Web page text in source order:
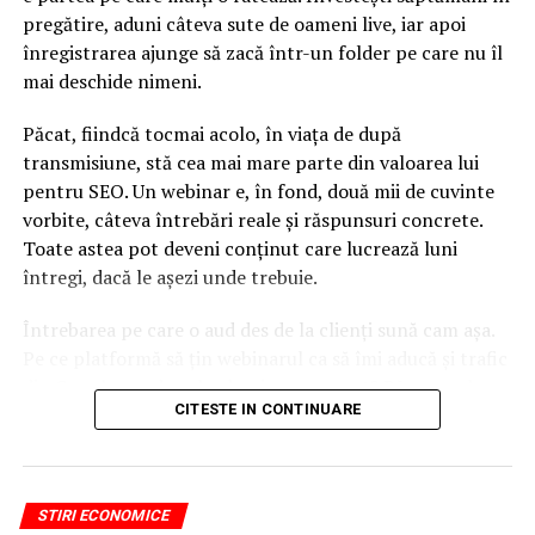
România nu susţine plafonarea plăţilor directe către
fermieri
NU RATATI
internet banking ale băncilor
pregătire, aduni câteva sute de oameni live, iar apoi
înregistrarea ajunge să zacă într-un folder pe care nu îl
mai deschide nimeni.
Păcat, fiindcă tocmai acolo, în viața de după
transmisiune, stă cea mai mare parte din valoarea lui
pentru SEO. Un webinar e, în fond, două mii de cuvinte
vorbite, câteva întrebări reale și răspunsuri concrete.
Toate astea pot deveni conținut care lucrează luni
întregi, dacă le așezi unde trebuie.
Întrebarea pe care o aud des de la clienți sună cam așa.
din Google, nu doar lead-uri pe moment? Răspunsul
scurt e că platforma contează, dar nu în felul în care
Nu cel mai tare software câștigă, ci acela care îți lasă
conținutul liber, indexabil și ușor de reutilizat. Hai să o
CITESTE IN CONTINUARE
STIRI ECONOMICE